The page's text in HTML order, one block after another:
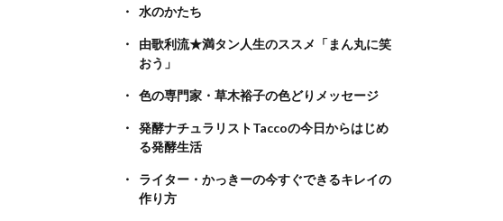
水のかたち
由歌利流★満タン人生のススメ「まん丸に笑
おう」
色の専門家・草木裕子の色どりメッセージ
発酵ナチュラリストTaccoの今日からはじめ
る発酵生活
ライター・かっきーの今すぐできるキレイの
作り方